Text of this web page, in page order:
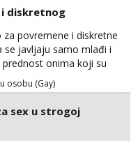
i diskretnog
povremene i diskretne
se javljaju samo mlađi i
onima koji su
mi je nebitno. Higijena i
prvom mjestu,
do izgleda, sportski sam
osobu (Gay)
sex u strogoj